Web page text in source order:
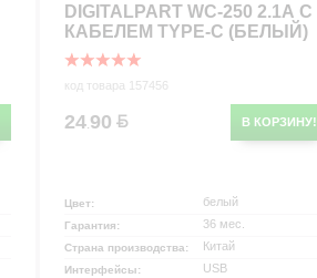
DIGITALPART WC-250 2.1A С
КАБЕЛЕМ TYPE-C (БЕЛЫЙ)
код товара 157456
В КОРЗИНУ!
24.90
Цвет: белый
Гарантия: 36 мес.
Страна производства: Китай
Интерфейсы: USB